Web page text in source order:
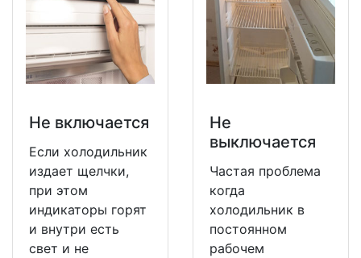
Не включается
Если холодильник
издает щелчки,
при этом
индикаторы горят
и внутри есть
свет и не
Не
выключается
Частая проблема
когда
холодильник в
постоянном
рабочем